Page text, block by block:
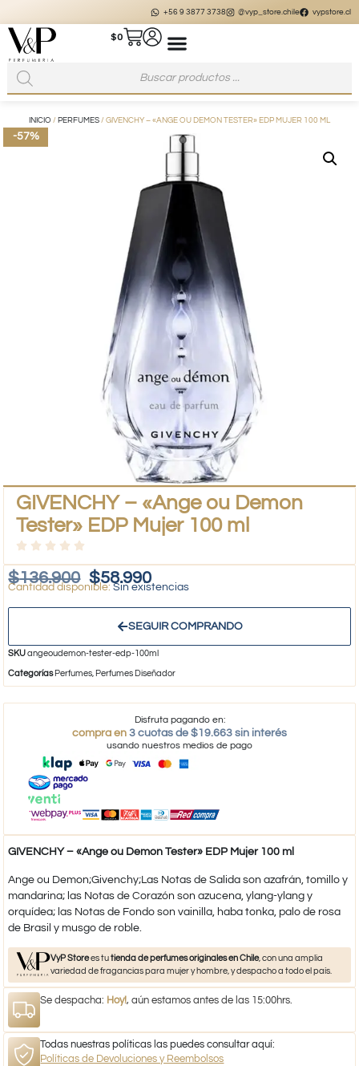
+56 9 3877 3738 @vyp_store.chile vypstore.cl
$0
INICIO / PERFUMES / GIVENCHY – «ANGE OU DEMON TESTER» EDP MUJER 100 ML
-57%
GIVENCHY – «Ange ou Demon
Tester» EDP Mujer 100 ml
$136.900 $58.990
Sin existencias
SEGUIR COMPRANDO
SKUangeoudemon-tester-edp-100ml
Categorías Perfumes, Perfumes Diseñador
Disfruta pagando en:
compra en 3 cuotas de $19.663 sin interés
usando nuestros medios de pago
GIVENCHY – «Ange ou Demon Tester» EDP Mujer 100 ml
Ange ou Demon;Givenchy;Las Notas de Salida son azafrán, tomillo y
mandarina; las Notas de Corazón son azucena, ylang-ylang y
orquídea; las Notas de Fondo son vainilla, haba tonka, palo de rosa
de Brasil y musgo de roble.
VyP Storees tutienda de perfumes originales en Chile, con una amplia
variedad de fragancias para mujer y hombre, y despacho a todo el país.
Se despacha: Hoy!, aún estamos antes de las 15:00hrs.
Todas nuestras políticas las puedes consultar aquí:
Políticas de Devoluciones y Reembolsos